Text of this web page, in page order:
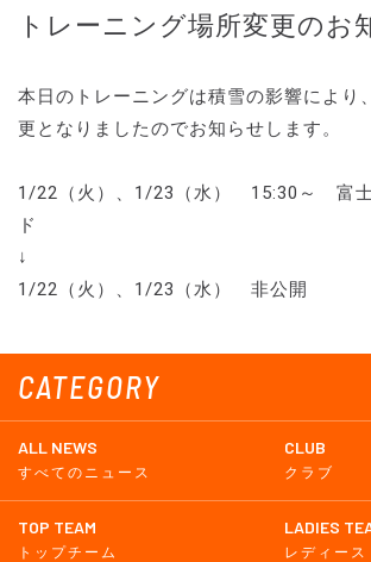
CATEGORY
ALL NEWS
すべてのニュース
CLUB
クラブ
TOP TEAM
トップチーム
LADIES
レディース
トレーニング場所変更のお
本日のトレーニングは積雪の影響により
更となりましたのでお知らせします。
1/22（火）、1/23（水） 15:30～ 富士
ド
↓
1/22（火）、1/23（水） 非公開